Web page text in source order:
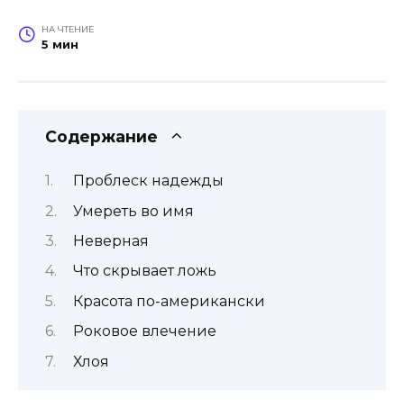
НА ЧТЕНИЕ
5 мин
Содержание
Проблеск надежды
Умереть во имя
Неверная
Что скрывает ложь
Красота по-американски
Роковое влечение
Хлоя